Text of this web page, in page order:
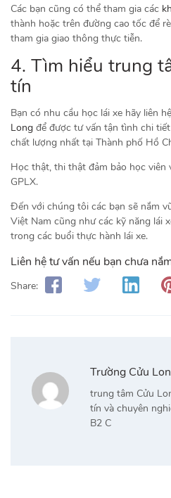
Các bạn cũng có thể tham gia các
thành hoặc trên đường cao tốc để
tham gia giao thông thực tiễn.
4. Tìm hiểu trung
tín
Bạn có nhu cầu học lái xe hãy liên
Long để được tư vấn tận tình chi
chất lượng nhất tại Thành phố Hồ
Học thật, thi thật đảm bảo học
GPLX.
Đến với chúng tôi các bạn sẽ nắm
Việt Nam cũng như các kỹ năng lái
trong các buổi thực hành lái xe.
Liên hệ tư vấn nếu bạn chưa
Share:
Trường Cửu
trung tâm Cửu
tín và chuyên
B2 C